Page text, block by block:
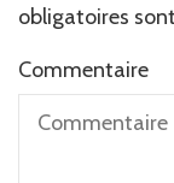
obligatoires
Commentaire